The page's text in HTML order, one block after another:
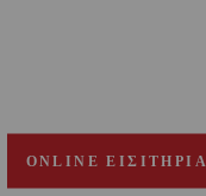
ONLINE ΕΙΣΙΤΗΡΙΑ